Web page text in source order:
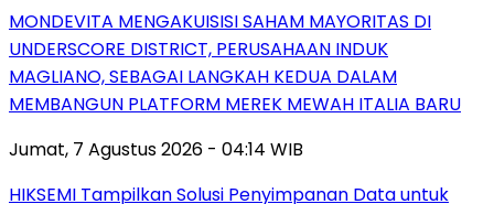
MONDEVITA MENGAKUISISI SAHAM MAYORITAS DI
UNDERSCORE DISTRICT, PERUSAHAAN INDUK
MAGLIANO, SEBAGAI LANGKAH KEDUA DALAM
MEMBANGUN PLATFORM MEREK MEWAH ITALIA BARU
Jumat, 7 Agustus 2026 - 04:14 WIB
HIKSEMI Tampilkan Solusi Penyimpanan Data untuk